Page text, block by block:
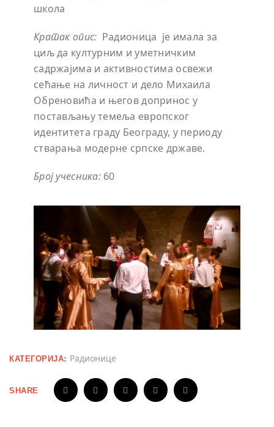
школа
Кратак опис: Радионица је имала за
циљ да културним и уметничким
садржајима и активностима освежи
сећање на личност и дело Михаила
Обреновића и његов допринос у
постављању темеља европског
идентитета граду Београду, у периоду
стварања модерне српске државе.
Број учесника: 60
КАТЕГОРИЈА: Радионице
SHARE